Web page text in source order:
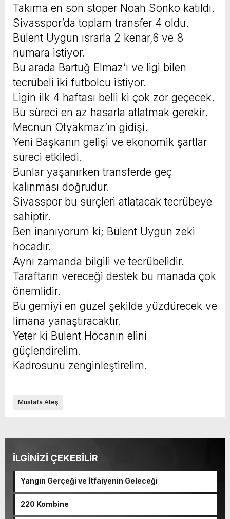
Takıma en son stoper Noah Sonko katıldı.
Sivasspor’da toplam transfer 4 oldu.
Bülent Uygun ısrarla 2 kenar,6 ve 8
numara istiyor.
Bu arada Bartuğ Elmaz’ı ve ligi bilen
tecrübeli iki futbolcu istiyor.
Ligin ilk 4 haftası belli ki çok zor geçecek.
Bu süreci en az hasarla atlatmak gerekir.
Mecnun Otyakmaz’ın gidişi.
Yeni Başkanın gelişi ve ekonomik şartlar
süreci etkiledi.
Bunlar yaşanırken transferde geç
kalınması doğrudur.
Sivasspor bu sürçleri atlatacak tecrübeye
sahiptir.
Ben inanıyorum ki; Bülent Uygun zeki
hocadır.
Aynı zamanda bilgili ve tecrübelidir.
Taraftarın vereceği destek bu manada çok
önemlidir.
Bu gemiyi en güzel şekilde yüzdürecek ve
limana yanaştıracaktır.
Yeter ki Bülent Hocanın elini
güçlendirelim.
Kadrosunu zenginleştirelim.
Mustafa Ateş
İLGİNİZİ ÇEKEBİLİR
Yangın Gerçeği ve İtfaiyenin Geleceği
220 Kombine